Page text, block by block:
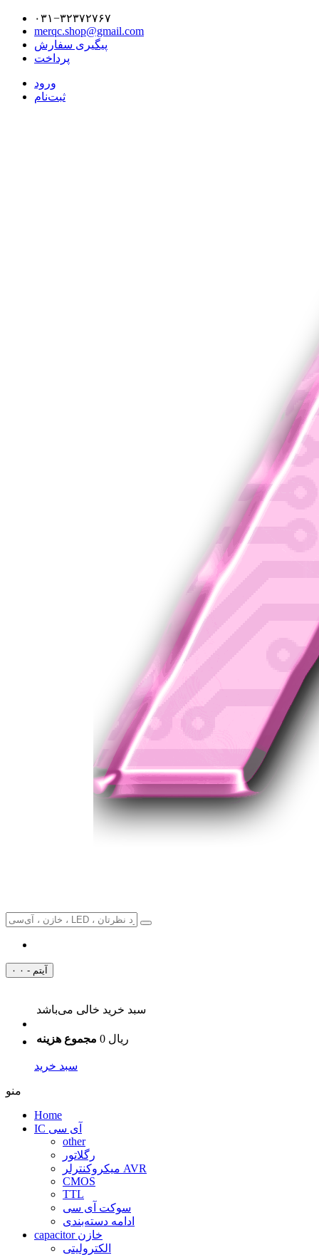
۰۳۱−۳۲۳۷۲۷۶۷
merqc.shop@gmail.com
پیگیری سفارش
پرداخت
ورود
ثبت‌نام
۰ آیتم - ۰
سبد خرید خالی می‌باشد
مجموع هزینه 0 ریال
سبد خرید
منو
Home
IC آی سی
other
رگلاتور
میکروکنترلر AVR
CMOS
TTL
سوکت آی سی
ادامه دسته‌بندی
capacitor خازن
الکترولیتی